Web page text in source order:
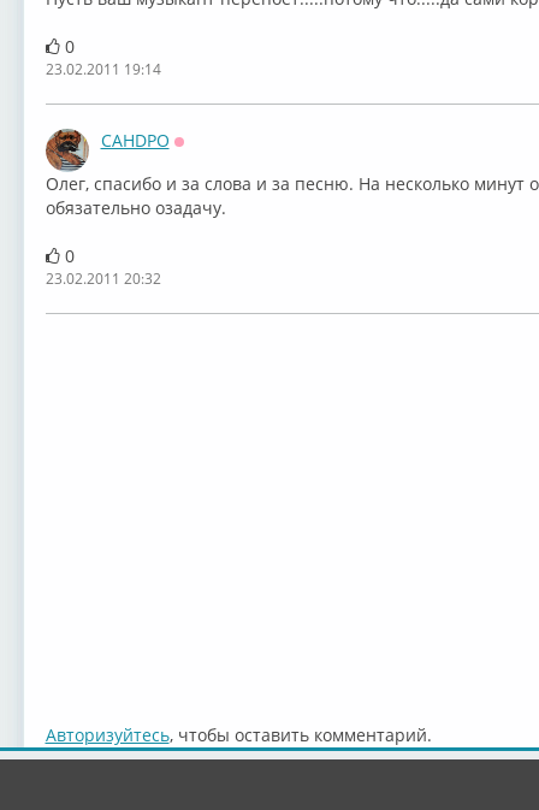
0
23.02.2011 19:14
CAHDPO
Олег, спасибо и за слова и за песню. На несколько минут
обязательно озадачу.
0
23.02.2011 20:32
Авторизуйтесь, чтобы оставить комментарий.